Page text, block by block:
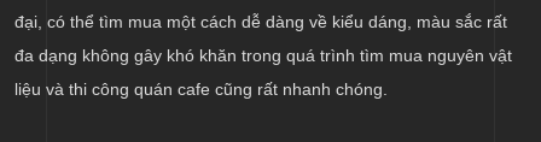
đại, có thể tìm mua một cách dễ dàng về kiểu dáng, màu sắc rất
đa dạng không gây khó khăn trong quá trình tìm mua nguyên vật
liệu và thi công quán cafe cũng rất nhanh chóng.